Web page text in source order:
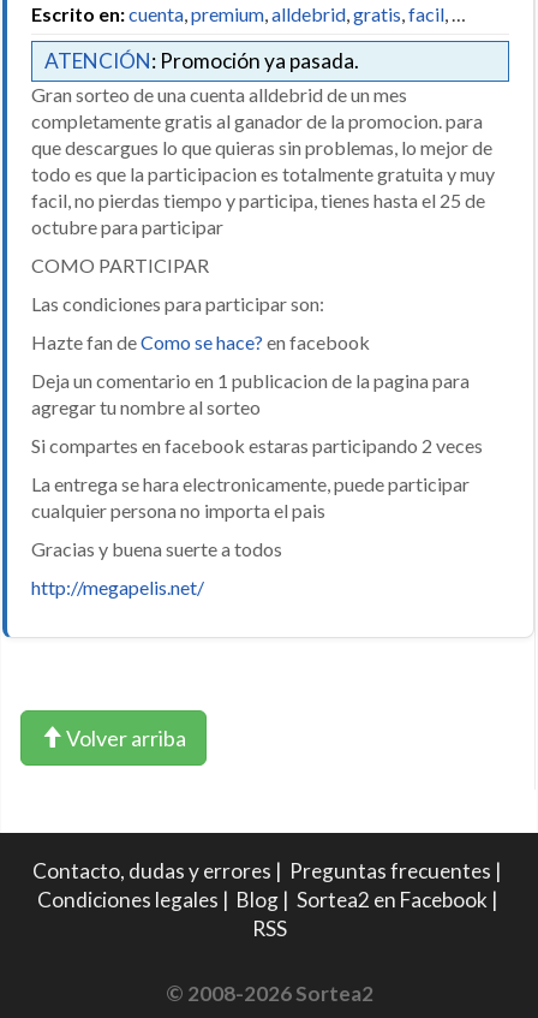
Escrito en:cuenta,premium,alldebrid,gratis,facil, …
ATENCIÓN: Promoción ya pasada.
Gran sorteo de una cuenta alldebrid de un mes
completamente gratis al ganador de la promocion. para
que descargues lo que quieras sin problemas, lo mejor de
todo es que la participacion es totalmente gratuita y muy
facil, no pierdas tiempo y participa, tienes hasta el 25 de
octubre para participar
COMO PARTICIPAR
Las condiciones para participar son:
Hazte fan deComo se hace? en facebook
Deja un comentario en 1 publicacion de la pagina para
agregar tu nombre al sorteo
Si compartes en facebook estaras participando 2 veces
La entrega se hara electronicamente, puede participar
cualquier persona no importa el pais
Gracias y buena suerte a todos
http://megapelis.net/
Volver arriba
Contacto, dudas y errores | Preguntas frecuentes |
Condiciones legales | Blog| Sortea2 en Facebook |
RSS
© 2008-2026 Sortea2